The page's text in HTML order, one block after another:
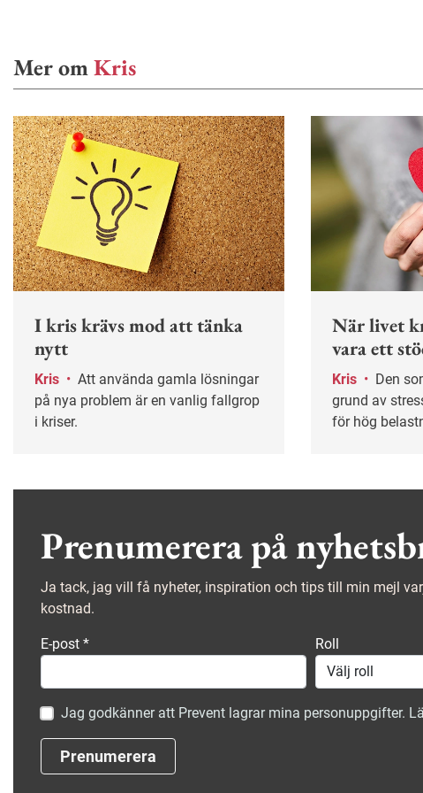
Mer omKris
I kris krävs mod att tänka
nytt
Kris •
på nya problem är en vanlig fallgrop
i kriser.
När livet
vara ett
Kris •
grund av
för hög
sker utanför
Prenumerera på
Ja tack, jag vill få nyheter, inspiration och tips till min mejl
kostnad.
E-post * Roll
Jag godkänner att Prevent lagrar mina personuppgifter.
Prenumerera